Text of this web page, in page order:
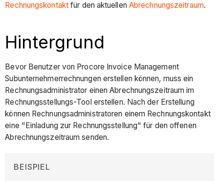
Rechnungskontakt für den aktuellen Abrechnungszeitraum.
Hintergrund
Bevor Benutzer von Procore Invoice Management
Subunternehmerrechnungen erstellen können, muss ein
Rechnungsadministrator einen Abrechnungszeitraum im
Rechnungsstellungs-Tool erstellen. Nach der Erstellung
können Rechnungsadministratoren einem Rechnungskontakt
eine "Einladung zur Rechnungsstellung" für den offenen
Abrechnungszeitraum senden.
BEISPIEL